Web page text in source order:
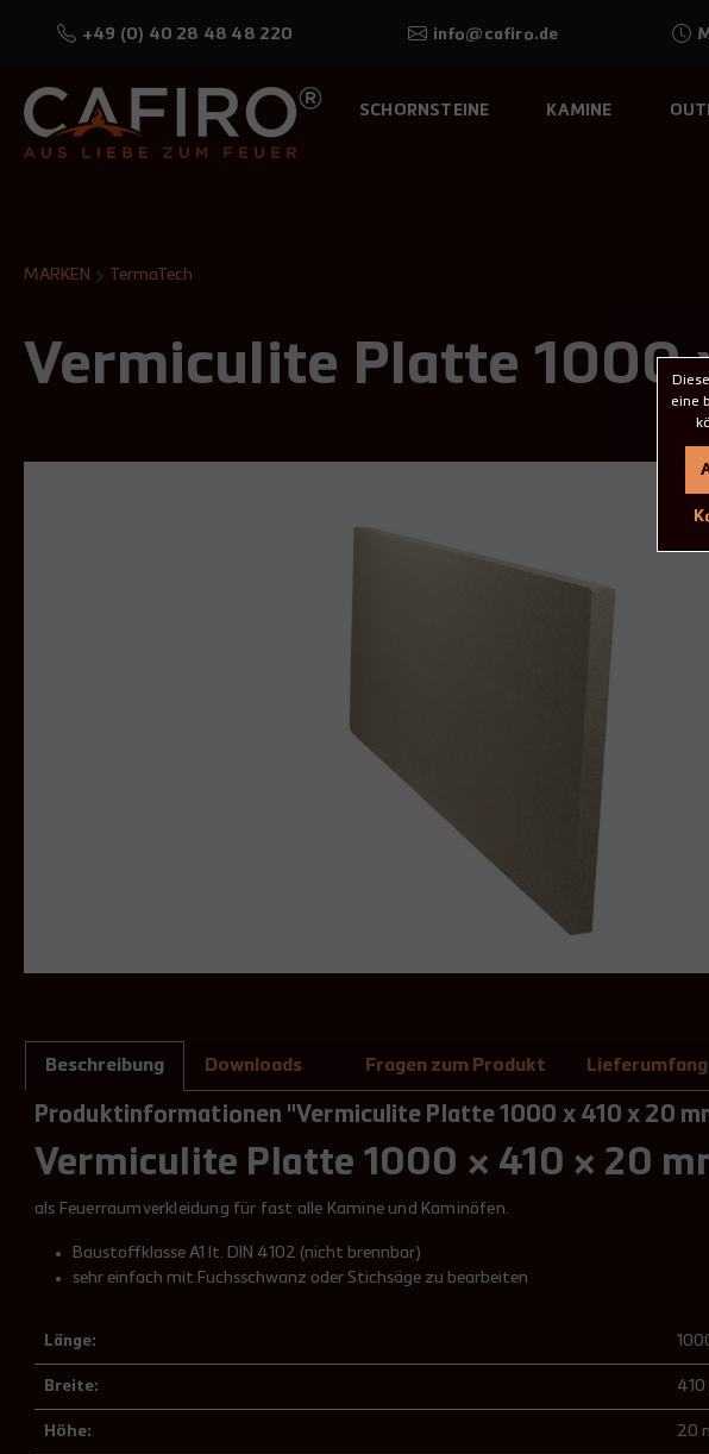
+49 (0) 40 28 48 48 220 info@cafiro.de
SCHORNSTEINE KAMINE
MARKEN TermaTech
Vermiculite Platte 1000
Beschreibung Downloads Fragen zum Produkt Lieferumfang
Produktinformationen "Vermiculite Platte 1000 x 410 x 20
Vermiculite Platte 1000 × 410 × 20
als Feuerraumverkleidung für fast alle Kamine und Kaminöfen.
Baustoffklasse A1 lt. DIN 4102 (nicht brennbar)
sehr einfach mit Fuchsschwanz oder Stichsäge zu bearbeiten
Länge:
Breite: 410
Höhe: 20
eine